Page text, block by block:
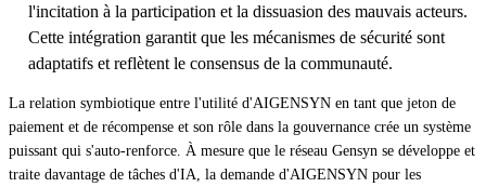
l'incitation à la participation et la dissuasion des mauvais acteurs.
Cette intégration garantit que les mécanismes de sécurité sont
adaptatifs et reflètent le consensus de la communauté.
La relation symbiotique entre l'utilité d'AIGENSYN en tant que jeton de
paiement et de récompense et son rôle dans la gouvernance crée un système
puissant qui s'auto-renforce. À mesure que le réseau Gensyn se développe et
traite davantage de tâches d'IA, la demande d'AIGENSYN pour les